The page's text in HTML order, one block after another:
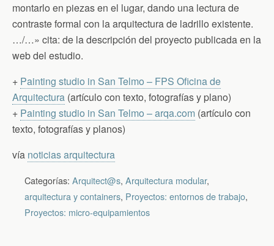
montarlo en piezas en el lugar, dando una lectura de
contraste formal con la arquitectura de ladrillo existente.
…/…» cita: de la descripción del proyecto publicada en la
web del estudio.
+ Painting studio in San Telmo – FPS Oficina de
Arquitectura (artículo con texto, fotografías y plano)
+ Painting studio in San Telmo – arqa.com (artículo con
texto, fotografías y planos)
vía noticias arquitectura
Categorías: Arquitect@s, Arquitectura modular,
arquitectura y containers, Proyectos: entornos de trabajo,
Proyectos: micro-equipamientos